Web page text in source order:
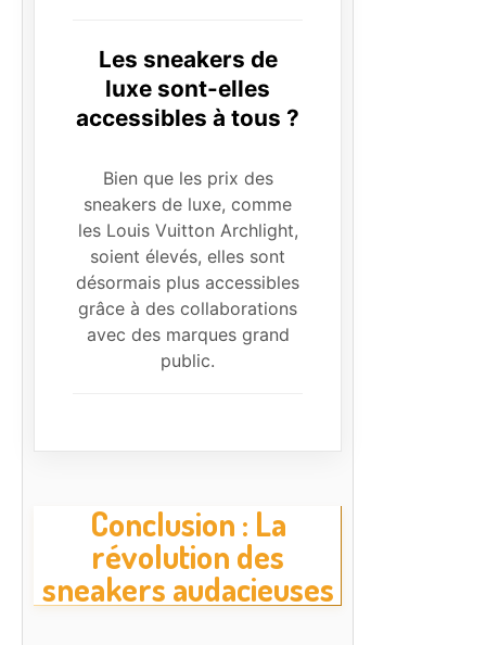
Les sneakers de
luxe sont-elles
accessibles à tous ?
Bien que les prix des
sneakers de luxe, comme
les Louis Vuitton Archlight,
soient élevés, elles sont
désormais plus accessibles
grâce à des collaborations
avec des marques grand
public.
Conclusion : La
révolution des
sneakers audacieuses